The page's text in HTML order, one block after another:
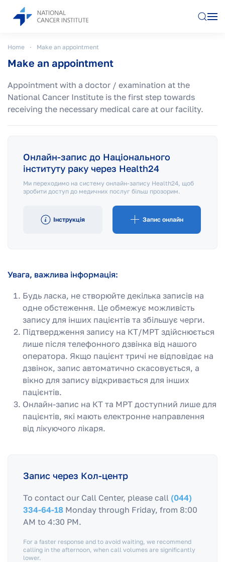
Home Make an appointment
Make an appointment
Appointment with a doctor / examination at the
National Cancer Institute is the first step towards
receiving the necessary medical care at our facility.
Онлайн-запис до Національного
інституту раку через Health24
Ми переходимо на систему онлайн-запису Health24, щоб
зробити доступ до медичних послуг більш прозорим.
Інструкція Запис онлайн
Увага, важлива інформація:
Будь ласка, не створюйте декілька записів на
одне обстеження. Це обмежує можливість
запису для інших пацієнтів та збільшує черги.
Підтвердження запису на КТ/МРТ здійснюється
лише після телефонного дзвінка від нашого
оператора. Якщо пацієнт тричі не відповідає на
дзвінок, запис автоматично скасовується, а
вікно для запису відкривається для інших
пацієнтів.
Онлайн-запис на КТ та МРТ доступний лише для
пацієнтів, які мають електронне направлення
від лікуючого лікаря.
Запис через Кол-центр
To contact our Call Center, please call (044)
334-64-18 Monday through Friday, from 8:00
AM to 4:30 PM.
For a faster response and to avoid waiting, we recommend
calling in the afternoon, when call volumes are significantly
lower.